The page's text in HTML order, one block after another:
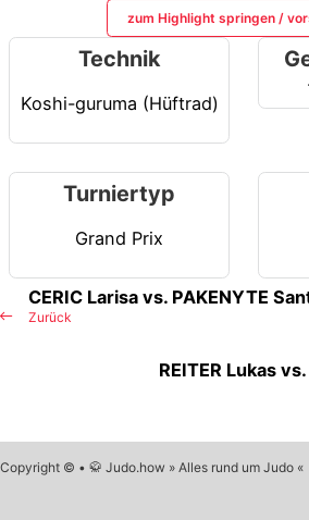
zum Highlight springen /
Technik
Koshi-guruma (Hüftrad)
Turniertyp
Grand Prix
Zurück
CERIC Larisa vs. PAKENYTE
REITER Lukas
Copyright © • 🥋 Judo.how » Alles rund um Judo «